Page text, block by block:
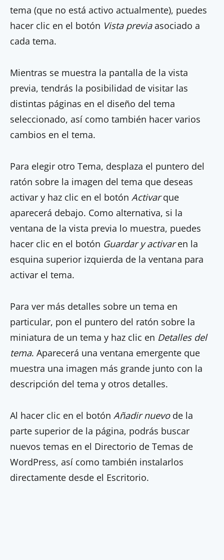
tema (que no está activo actualmente), puedes
hacer clic en el botón Vista previaasociado a
cada tema.
Mientras se muestra la pantalla de la vista
previa, tendrás la posibilidad de visitar las
distintas páginas en el diseño del tema
seleccionado, así como también hacer varios
cambios en el tema.
Para elegir otro Tema, desplaza el puntero del
ratón sobre la imagen del tema que deseas
activar y haz clic en el botón Activarque
aparecerá debajo. Como alternativa, si la
ventana de la vista previa lo muestra, puedes
hacer clic en el botón Guardar y activaren la
esquina superior izquierda de la ventana para
activar el tema.
Para ver más detalles sobre un tema en
particular, pon el puntero del ratón sobre la
miniatura de un tema y haz clic en Detalles del
tema. Aparecerá una ventana emergente que
muestra una imagen más grande junto con la
descripción del tema y otros detalles.
Al hacer clic en el botón Añadir nuevode la
parte superior de la página, podrás buscar
nuevos temas en el Directorio de Temas de
WordPress, así como también instalarlos
directamente desde el Escritorio.